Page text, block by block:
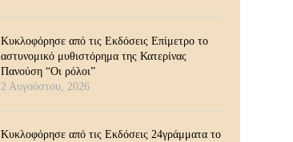
Κυκλοφόρησε από τις Εκδόσεις Επίμετρο το
αστυνομικό μυθιστόρημα της Κατερίνας
Πανούση “Οι ρόλοι”
2 Αυγούστου, 2026
Κυκλοφόρησε από τις Εκδόσεις 24γράμματα το